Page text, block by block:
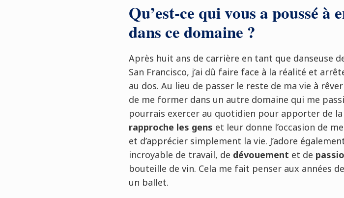
Qu’est-ce qui vous a poussé à
dans ce domaine ?
Après huit ans de carrière en tant que danseuse
San Francisco, j’ai dû faire face à la réalité et
au dos. Au lieu de passer le reste de ma vie à
de me former dans un autre domaine qui me
pourrais exercer au quotidien pour apporter de la
rapproche les gens et leur donne l’occasion de
et d’apprécier simplement la vie. J’adore
incroyable de travail, de dévouement et de
bouteille de vin. Cela me fait penser aux années
un ballet.